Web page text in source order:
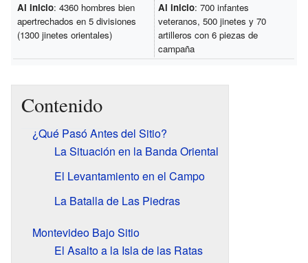
Al inicio: 4360 hombres bien
apertrechados en 5 divisiones
(1300 jinetes orientales)
Al inicio: 700 infantes
veteranos, 500 jinetes y 70
artilleros con 6 piezas de
campaña
Contenido
¿Qué Pasó Antes del Sitio?
La Situación en la Banda Oriental
El Levantamiento en el Campo
La Batalla de Las Piedras
Montevideo Bajo Sitio
El Asalto a la Isla de las Ratas